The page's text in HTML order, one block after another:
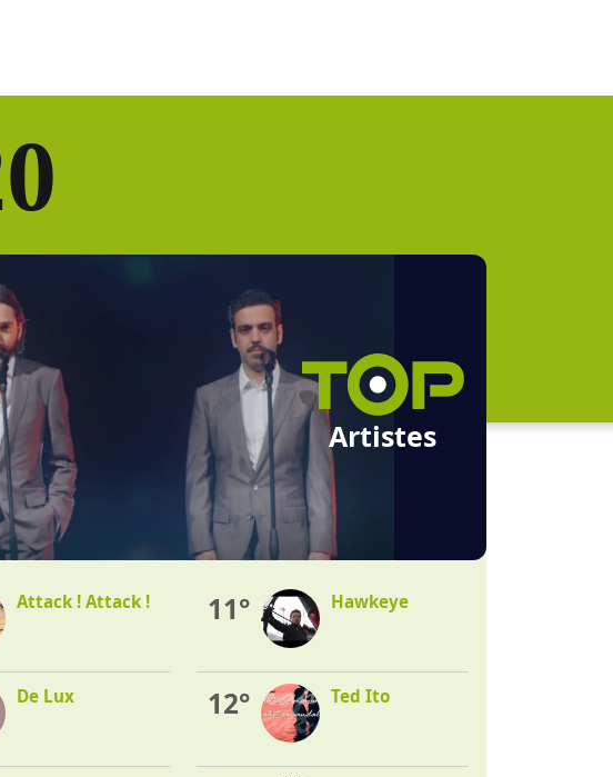
Artistes
Attack ! Attack !
De Lux
11° Hawkeye
12° Ted Ito